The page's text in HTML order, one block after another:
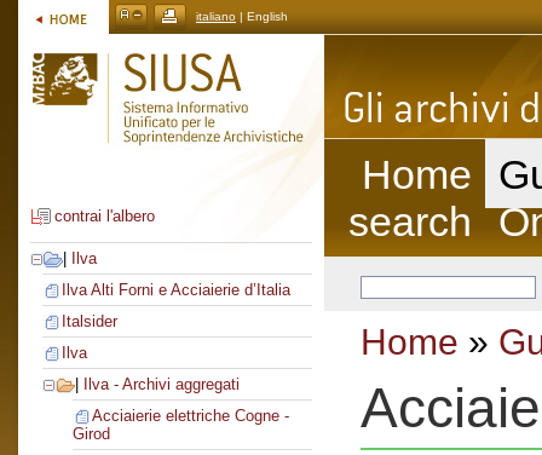
italiano | English
contrai l'albero
Ilva
Ilva Alti Forni e Acciaierie d’Italia
Italsider
Ilva
Ilva - Archivi aggregati
Acciaierie elettriche Cogne -
Girod
Home
search
Home »